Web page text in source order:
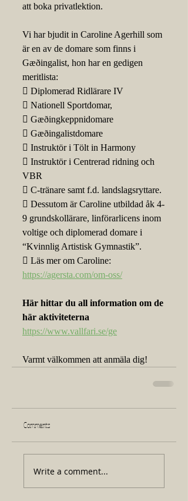
att boka privatlektion.
Vi har bjudit in Caroline Agerhill som
är en av de domare som finns i
Gæðingalist, hon har en gedigen
meritlista:
 Diplomerad Ridlärare IV
 Nationell Sportdomar,
 Gæðingkeppnidomare
 Gæðingalistdomare
 Instruktör i Tölt in Harmony
 Instruktör i Centrerad ridning och
VBR
 C-tränare samt f.d. landslagsryttare.
 Dessutom är Caroline utbildad åk 4-
9 grundskollärare, linförarlicens inom
voltige och diplomerad domare i
“Kvinnlig Artistisk Gymnastik”.
 Läs mer om Caroline:
https://agersta.com/om-oss/
Här hittar du all information om de
här aktiviteterna
https://www.vallfari.se/ge
Varmt välkommen att anmäla dig!
Comments
Write a comment...